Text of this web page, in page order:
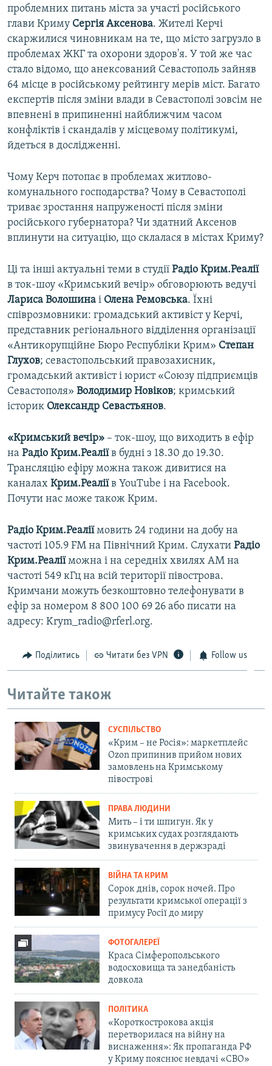
проблемних питань міста за участі російського
глави Криму Сергія Аксенова. Жителі Керчі
скаржилися чиновникам на те, що місто загрузло в
проблемах ЖКГ та охорони здоров'я. У той же час
стало відомо, що анексований Севастополь зайняв
64 місце в російському рейтингу мерів міст. Багато
експертів після зміни влади в Севастополі зовсім не
впевнені в припиненні найближчим часом
конфліктів і скандалів у місцевому політикумі,
йдеться в дослідженні.
Чому Керч потопає в проблемах житлово-
комунального господарства? Чому в Севастополі
триває зростання напруженості після зміни
російського губернатора? Чи здатний Аксенов
вплинути на ситуацію, що склалася в містах Криму?
Ці та інші актуальні теми в студії Радіо Крим.Реалії
в ток-шоу «Кримський вечір» обговорюють ведучі
Лариса Волошина і Олена Ремовська. Їхні
співрозмовники: громадський активіст у Керчі,
представник регіонального відділення організації
«Антикорупційне Бюро Республіки Крим» Степан
Глухов; севастопольський правозахисник,
громадський активіст і юрист «Союзу підприємців
Севастополя» Володимир Новіков; кримський
історик Олександр Севастьянов.
«Кримський вечір» – ток-шоу, що виходить в ефір
на Радіо Крим.Реаліїв будні з 18.30 до 19.30.
Трансляцію ефіру можна також дивитися на
каналах Крим.Реаліїв YouTube і на Facebook.
Почути нас може також Крим.
Радіо Крим.Реаліїмовить 24 години на добу на
частоті 105.9 FM на Північний Крим. Слухати Радіо
Крим.Реаліїможна і на середніх хвилях АМ на
частоті 549 кГц на всій території півострова.
Кримчани можуть безкоштовно телефонувати в
ефір за номером 8 800 100 69 26 або писати на
адресу: Krym_radio@rferl.org.
Поділитись Читати без VPN Follow us
Читайте також
СУСПІЛЬСТВО
«Крим – не Росія»: маркетплейс
Ozon припинив прийом нових
замовлень на Кримському
півострові
ПРАВА ЛЮДИНИ
Мить – і ти шпигун. Як у
кримських судах розглядають
звинувачення в держзраді
ВІЙНА ТА КРИМ
Сорок днів, сорок ночей. Про
результати кримської операції з
примусу Росії до миру
ФОТОГАЛЕРЕЇ
Краса Сімферопольського
водосховища та занедбаність
довкола
ПОЛІТИКА
«Короткострокова акція
перетворилася на війну на
виснаження»: Як пропаганда РФ
у Криму пояснює невдачі «СВО»